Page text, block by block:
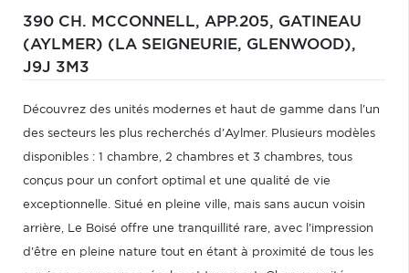
390 CH. MCCONNELL, APP.205, GATINEAU
(AYLMER) (LA SEIGNEURIE, GLENWOOD),
J9J 3M3
Découvrez des unités modernes et haut de gamme dans l'un
des secteurs les plus recherchés d'Aylmer. Plusieurs modèles
disponibles : 1 chambre, 2 chambres et 3 chambres, tous
conçus pour un confort optimal et une qualité de vie
exceptionnelle. Situé en pleine ville, mais sans aucun voisin
arrière, Le Boisé offre une tranquillité rare, avec l'impression
d'être en pleine nature tout en étant à proximité de tous les